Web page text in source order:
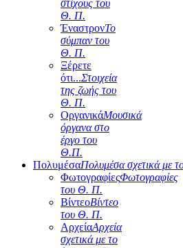
στίχους του
Θ. Π.
ΈναστρονΤο
σύμπαν του
Θ. Π.
Ξέρετε
ότι...Στοιχεία
της ζωής του
Θ. Π.
ΟργανικάΜουσικά
όργανα στο
έργο του
Θ.Π.
ΠολυμέσαΠολυμέσα σχετικά με
ΦωτογραφίεςΦωτογραφίες
του Θ. Π.
ΒίντεοΒίντεο
του Θ. Π.
ΑρχείαΑρχεία
σχετικά με το